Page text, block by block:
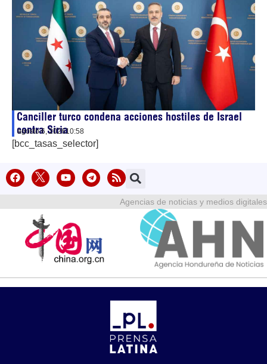
Canciller turco condena acciones hostiles de Israel
contra Siria
agosto 6, 202610:58
[bcc_tasas_selector]
Agencias de noticias y medios digitales